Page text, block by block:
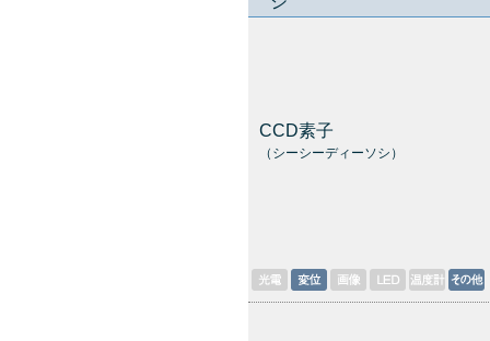
CCD素子
（シーシーディーソシ）